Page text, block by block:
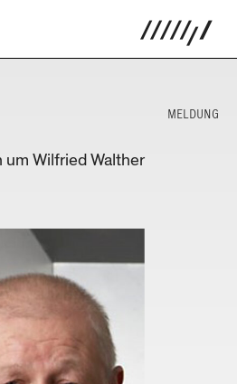
MELDUNG
um Wilfried Walther